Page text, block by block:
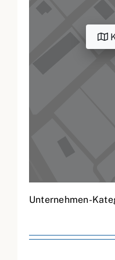
Unternehmen-